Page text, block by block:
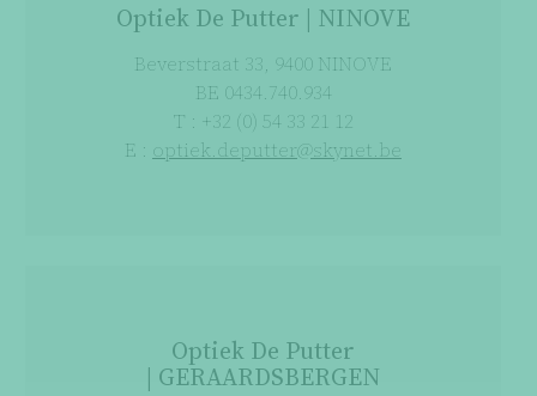
Optiek De Putter | NINOVE
Beverstraat 33, 9400 NINOVE
BE 0434.740.934
T : +32 (0) 54 33 21 12
E : optiek.deputter@skynet.be
Optiek De Putter
| GERAARDSBERGEN